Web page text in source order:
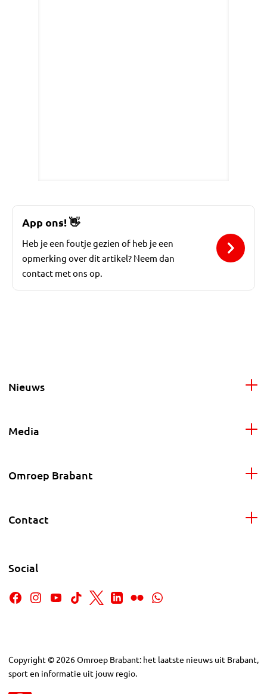
App ons!👋
Heb je een foutje gezien of heb je een
opmerking over dit artikel? Neem dan
contact met ons op.
Nieuws
Media
Omroep Brabant
Contact
Social
Copyright © 2026Omroep Brabant: het laatste nieuws uit Brabant,
sport en informatie uit jouw regio.